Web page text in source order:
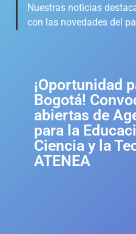
Nuestras noticias
con las novedades del
¡Oportunidad
Bogotá!
abiertas de
para la
Ciencia y la
ATENEA